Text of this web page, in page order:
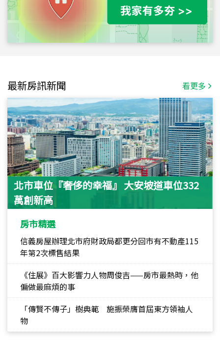
最新房訊新聞 看更多
北市車位『奢侈的幸福』 大安坡道車位332
萬創新高
房市精選
信義房屋辦理北市府財政局都更分回市有不動產115
年第2次標售結果
《住展》百大影響力人物周俊吉——房市最熱時，他
偏做最麻煩的事
「傳賢不傳子」樹典範 施振榮膺首屆東方領袖人
物